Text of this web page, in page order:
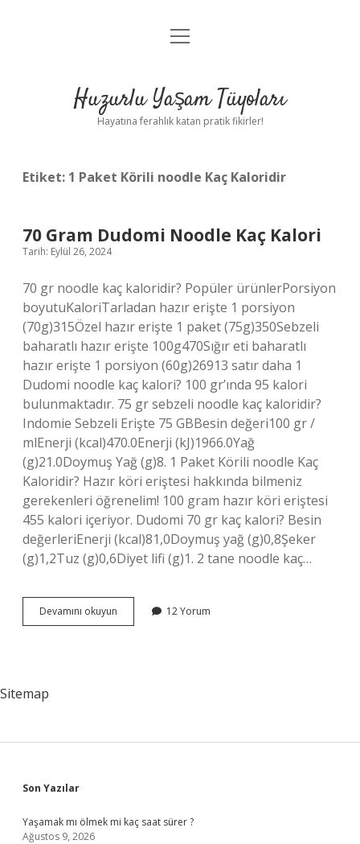
Anasayfa
Yasal Uyarı
menüyü
Huzurlu Yaşam Tüyoları
Hayatına ferahlık katan pratik fikirler!
Etiket: 1 Paket Körili noodle Kaç Kaloridir
70 Gram Dudomi Noodle Kaç Kalori
Tarih: Eylül 26, 2024
70 gr noodle kaç kaloridir? Popüler ürünlerPorsiyon
boyutuKaloriTarladan hazır erişte 1 porsiyon
(70g)315Özel hazır erişte 1 paket (75g)350Sebzeli
baharatlı hazır erişte 100g470Sığır eti baharatlı
hazır erişte 1 porsiyon (60g)26913 satır daha 1
Dudomi noodle kaç kalori? 100 gr’ında 95 kalori
bulunmaktadır. 75 gr sebzeli noodle kaç kaloridir?
Indomie Sebzeli Erişte 75 GBBesin değeri100 gr /
mlEnerji (kcal)470.0Enerji (kJ)1966.0Yağ
(g)21.0Doymuş Yağ (g)8. 1 Paket Körili noodle Kaç
Kaloridir? Hazır köri eriştesi hakkında bilmeniz
gerekenleri öğrenelim! 100 gram hazır köri eriştesi
455 kalori içeriyor. Dudomi 70 gr kaç kalori? Besin
değerleriEnerji (kcal)81,0Doymuş yağ (g)0,8Şeker
(g)1,2Tuz (g)0,6Diyet lifi (g)1. 2 tane noodle kaç…
Devamını okuyun
Gram
12 Yorum
Sitemap
Sidebar
Son Yazılar
Yaşamak mı ölmek mi kaç saat sürer ?
Ağustos 9, 2026